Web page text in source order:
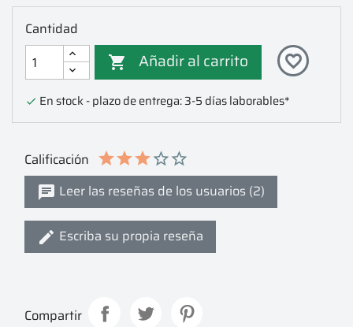
Cantidad
 Añadir al carrito favorite_border
 En stock - plazo de entrega: 3-5 días laborables*
Calificación
Leer las reseñas de los usuarios (2)
Escriba su propia reseña
Compartir